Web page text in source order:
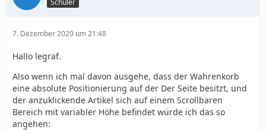
7. Dezember 2020 um 21:48
Hallo legraf.
Also wenn ich mal davon ausgehe, dass der Wahrenkorb
eine absolute Positionierung auf der Der Seite besitzt, und
der anzuklickende Artikel sich auf einem Scrollbaren
Bereich mit variabler Höhe befindet würde ich das so
angehen: